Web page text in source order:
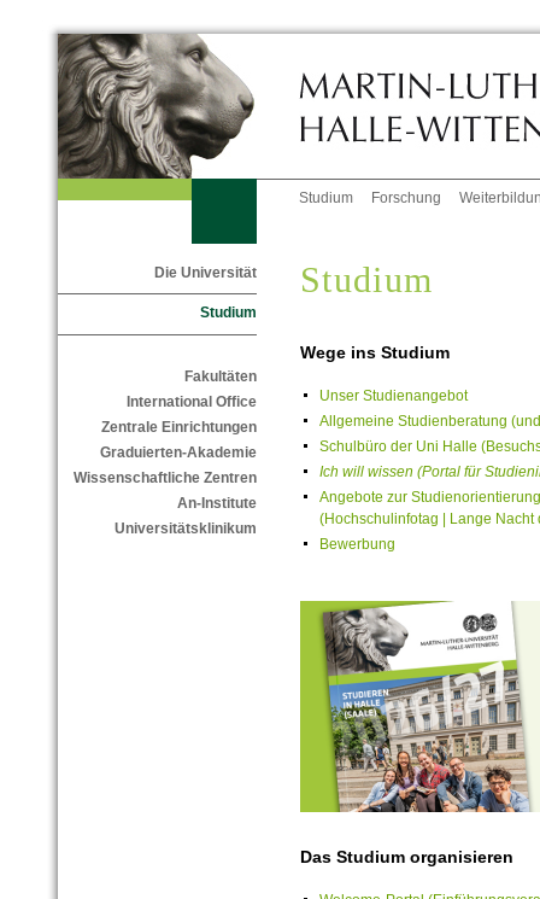
Studium Forschung
Die Universität
Studium
Fakultäten
International Office
Zentrale Einrichtungen
Graduierten-Akademie
Wissenschaftliche Zentren
An-Institute
Universitätsklinikum
Studium
Wege ins Studium
Unser Studienangebot
Allgemeine Studienberatung
Schulbüro der Uni Halle
Ich will wissen (Portal für
Angebote zur Studienorientierung
(Hochschulinfotag | Lange Nacht
Bewerbung
Das Studium organisieren